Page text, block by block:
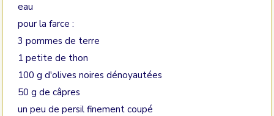
eau
pour la farce :
3 pommes de terre
1 petite de thon
100 g d'olives noires dénoyautées
50 g de câpres
un peu de persil finement coupé